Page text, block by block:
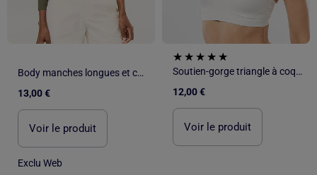
Body manches longues et col rond
13,00 €
Voir le produit
Exclu Web
Soutien-gorge triangle à coques en microfibre
12,00 €
Voir le produit